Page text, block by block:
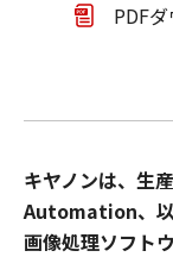
PDF
キヤノンは、生
Automation、以
画像処理ソフト